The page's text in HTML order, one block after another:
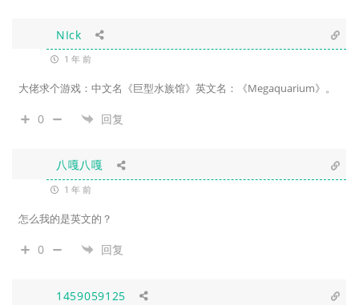
NIck
1 年 前
大佬求个游戏：中文名《巨型水族馆》英文名：《Megaquarium》。
0 回复
八嘎八嘎
1 年 前
怎么我的是英文的？
0 回复
1459059125